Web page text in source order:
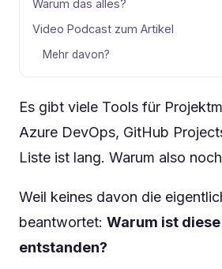
Warum das alles?
Video Podcast zum Artikel
Mehr davon?
Es gibt viele Tools für
Azure DevOps, GitHub
Liste ist lang. Warum also
Weil keines davon die
beantwortet: Warum ist
entstanden?